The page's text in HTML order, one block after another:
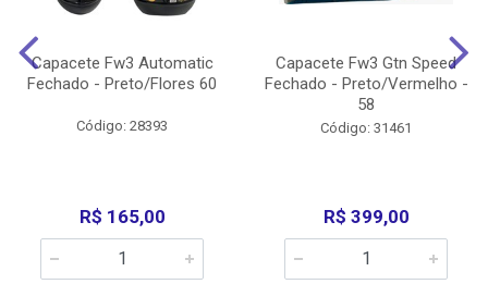
Capacete Fw3 Automatic
Fechado - Preto/Flores 60
Código: 28393
R$ 165,00
Capacete Fw3 Gtn Speed
Fechado - Preto/Vermelho -
58
Código: 31461
R$ 399,00